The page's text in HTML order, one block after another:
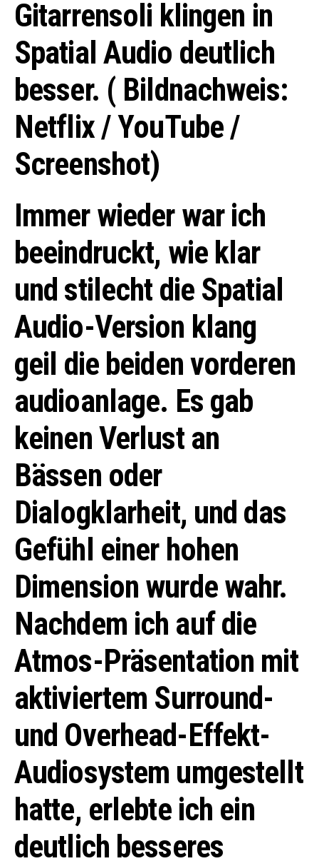
Gitarrensoli klingen in
Spatial Audio deutlich
besser. ( Bildnachweis:
Netflix / YouTube /
Screenshot)
Immer wieder war ich
beeindruckt, wie klar
und stilecht die Spatial
Audio-Version klang
geil die beiden vorderen
audioanlage. Es gab
keinen Verlust an
Bässen oder
Dialogklarheit, und das
Gefühl einer hohen
Dimension wurde wahr.
Nachdem ich auf die
Atmos-Präsentation mit
aktiviertem Surround-
und Overhead-Effekt-
Audiosystem umgestellt
hatte, erlebte ich ein
deutlich besseres